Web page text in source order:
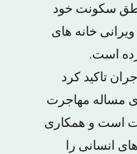
سکونت خود
خانه های
است.
تاکید کرد
مساله مهاجرت
است و همکاری
انسانی را